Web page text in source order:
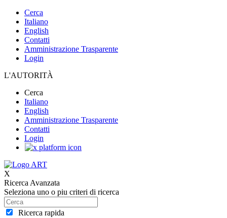
Cerca
Italiano
English
Contatti
Amministrazione Trasparente
Login
L'AUTORITÀ
Cerca
Italiano
English
Amministrazione Trasparente
Contatti
Login
X
Ricerca Avanzata
Seleziona uno o piu criteri di ricerca
Ricerca rapida